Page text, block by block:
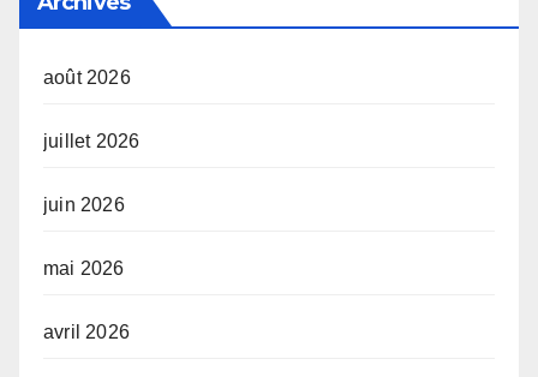
août 2026
juillet 2026
juin 2026
mai 2026
avril 2026